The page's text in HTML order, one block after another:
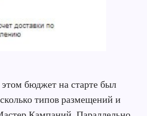
бюджет на старте был
типов размещений и